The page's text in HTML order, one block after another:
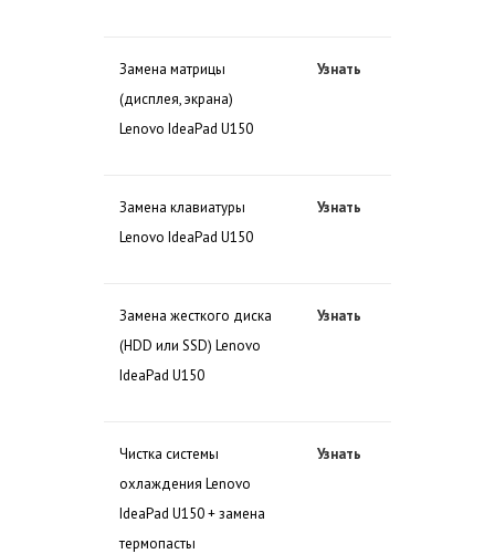
Замена матрицы
(дисплея, экрана)
Lenovo IdeaPad U150
Узнать
Замена клавиатуры
Lenovo IdeaPad U150
Узнать
Замена жесткого диска
(HDD или SSD) Lenovo
IdeaPad U150
Узнать
Чистка системы
охлаждения Lenovo
IdeaPad U150 + замена
термопасты
Узнать